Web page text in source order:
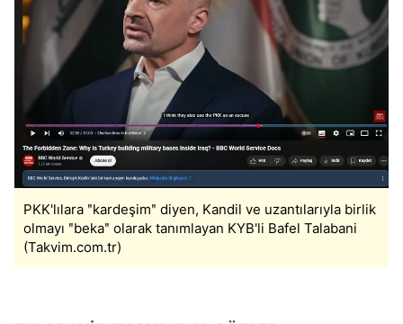
PKK'lılara ʺkardeşimʺ diyen, Kandil ve uzantılarıyla birlik
olmayı ʺbekaʺ olarak tanımlayan KYB'li Bafel Talabani
(Takvim.com.tr)